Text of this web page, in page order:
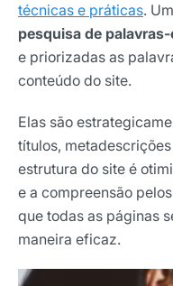
técnicas e práticas.
pesquisa de
e priorizadas as
conteúdo do site.
Elas são
títulos,
estrutura do site é
e a compreensão
que todas as páginas
maneira eficaz.